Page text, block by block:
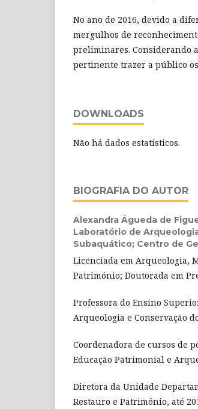
No ano de 2016, devido a
mergulhos de
preliminares. Considerando
pertinente trazer a público
DOWNLOADS
Não há dados estatísticos.
BIOGRAFIA DO AUTOR
Alexandra Águeda de
Laboratório de
Subaquático; Centro de
Licenciada em Arqueologia,
Património; Doutorada em
Professora do Ensino
Arqueologia e Conservação
Coordenadora de cursos de
Educação Patrimonial e
Diretora da Unidade
Restauro e Património, até